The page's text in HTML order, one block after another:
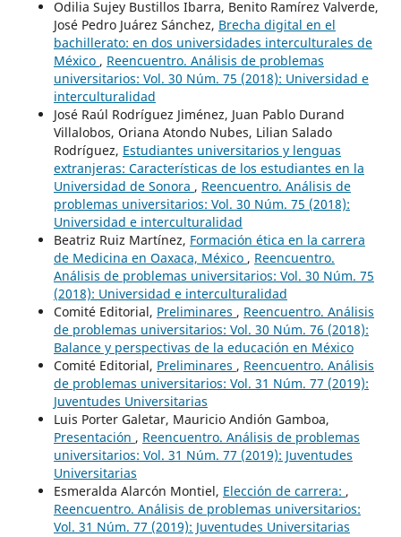
Odilia Sujey Bustillos Ibarra, Benito Ramírez Valverde,
José Pedro Juárez Sánchez, Brecha digital en el
bachillerato: en dos universidades interculturales de
México , Reencuentro. Análisis de problemas
universitarios: Vol. 30 Núm. 75 (2018): Universidad e
interculturalidad
José Raúl Rodríguez Jiménez, Juan Pablo Durand
Villalobos, Oriana Atondo Nubes, Lilian Salado
Rodríguez, Estudiantes universitarios y lenguas
extranjeras: Características de los estudiantes en la
Universidad de Sonora , Reencuentro. Análisis de
problemas universitarios: Vol. 30 Núm. 75 (2018):
Universidad e interculturalidad
Beatriz Ruiz Martínez, Formación ética en la carrera
de Medicina en Oaxaca, México , Reencuentro.
Análisis de problemas universitarios: Vol. 30 Núm. 75
(2018): Universidad e interculturalidad
Comité Editorial, Preliminares , Reencuentro. Análisis
de problemas universitarios: Vol. 30 Núm. 76 (2018):
Balance y perspectivas de la educación en México
Comité Editorial, Preliminares , Reencuentro. Análisis
de problemas universitarios: Vol. 31 Núm. 77 (2019):
Juventudes Universitarias
Luis Porter Galetar, Mauricio Andión Gamboa,
Presentación , Reencuentro. Análisis de problemas
universitarios: Vol. 31 Núm. 77 (2019): Juventudes
Universitarias
Esmeralda Alarcón Montiel, Elección de carrera: ,
Reencuentro. Análisis de problemas universitarios:
Vol. 31 Núm. 77 (2019): Juventudes Universitarias